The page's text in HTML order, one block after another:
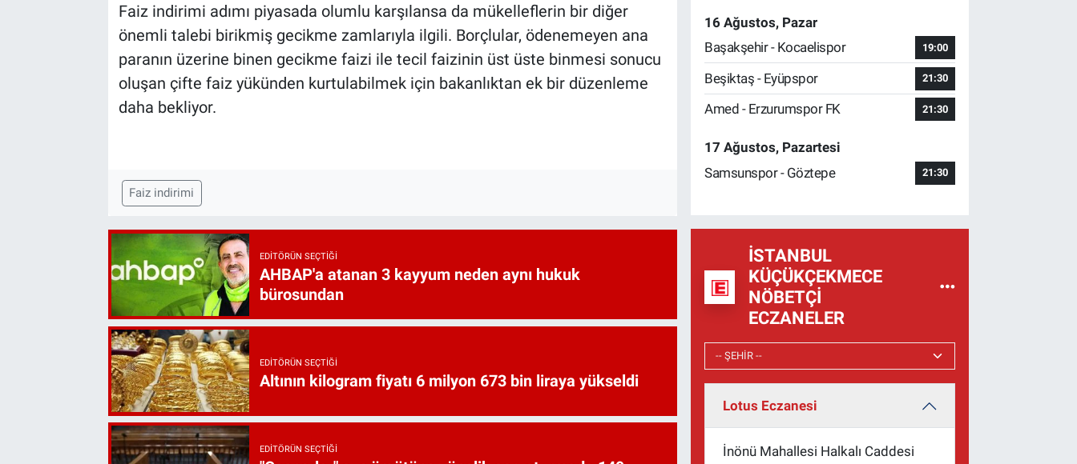
Faiz indirimi adımı piyasada olumlu karşılansa da mükelleflerin bir diğer
önemli talebi birikmiş gecikme zamlarıyla ilgili. Borçlular, ödenemeyen ana
paranın üzerine binen gecikme faizi ile tecil faizinin üst üste binmesi sonucu
oluşan çifte faiz yükünden kurtulabilmek için bakanlıktan ek bir düzenleme
daha bekliyor.
Faiz indirimi
EDITÖRÜN SEÇTIĞI
AHBAP'a atanan 3 kayyum neden aynı hukuk
bürosundan
EDITÖRÜN SEÇTIĞI
Altının kilogram fiyatı 6 milyon 673 bin liraya yükseldi
EDITÖRÜN SEÇTIĞI
16 Ağustos, Pazar
Başakşehir - Kocaelispor
19:00
Beşiktaş - Eyüpspor 21:30
Amed - Erzurumspor FK 21:30
17 Ağustos, Pazartesi
Samsunspor - Göztepe
21:30
İSTANBUL
KÜÇÜKÇEKMECE
NÖBETÇI
ECZANELER
Lotus Eczanesi
İnönü Mahallesi Halkalı Caddesi